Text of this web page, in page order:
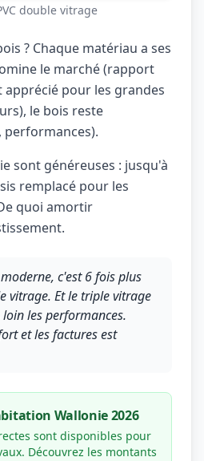
double vitrage
? Chaque matériau a ses
le marché (rapport
apprécié pour les grandes
le bois reste
sont généreuses : jusqu'à
remplacé pour les
quoi amortir
c'est 6 fois plus
vitrage. Et le triple vitrage
les performances.
et les factures est
Wallonie 2026
sont disponibles pour
Découvrez les montants